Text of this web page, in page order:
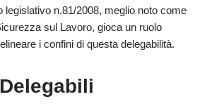
legislativo n.81/2008, meglio noto come
sul Lavoro, gioca un ruolo
i confini di questa delegabilità.